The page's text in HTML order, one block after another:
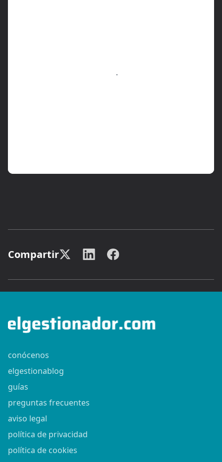
Compartir
conócenos
elgestionablog
guías
preguntas frecuentes
aviso legal
política de privacidad
política de cookies